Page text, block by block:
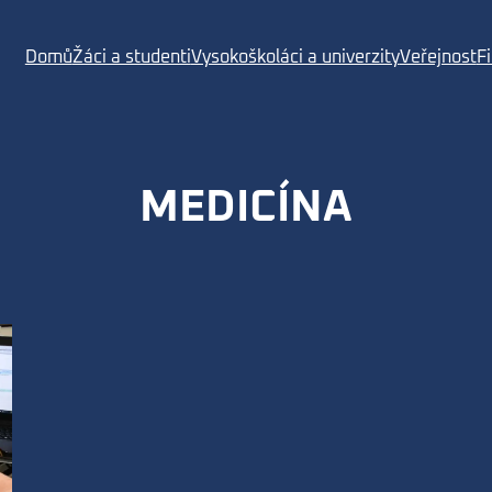
DomůŽáci a studentiVysokoškoláci a univerzityVeřejnost
MEDICÍNA